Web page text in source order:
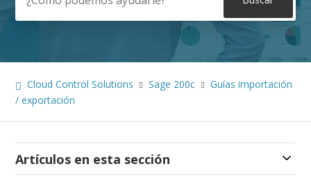
Cloud Control Solutions Sage 200c
Guías importación
/ exportación
Artículos en esta sección